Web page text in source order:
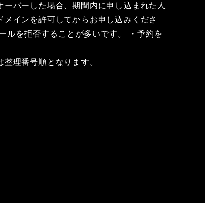
バーした場合、期間内に申し込まれた人
インを許可してからお申し込みくださ
ルを拒否することが多いです。 ・予約を
理番号順となります。